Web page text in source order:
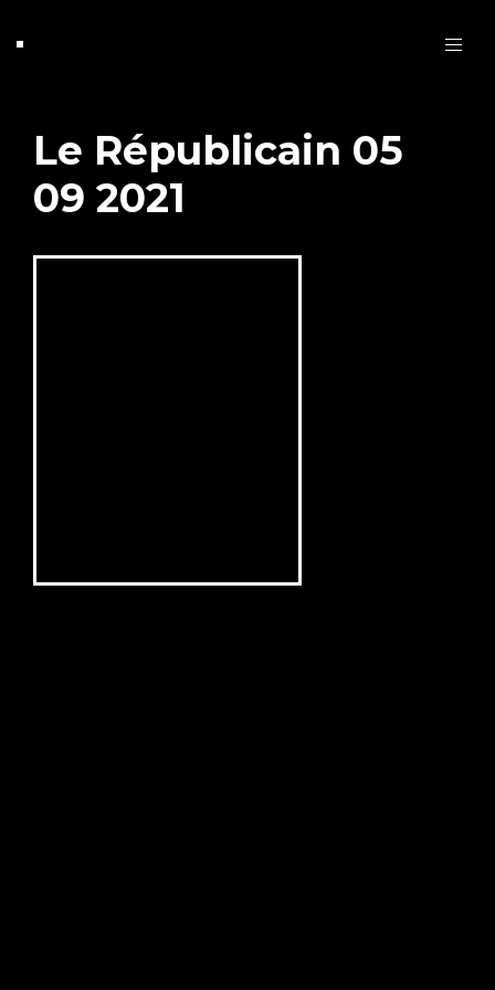
Le Républicain 05
09 2021